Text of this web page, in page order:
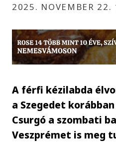
2025. NOVEMBER 22.
A férfi kézilabda
a Szegedet
Csurgó a szombati
Veszprémet is meg